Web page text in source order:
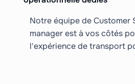
Notre équipe de Customer
manager est à vos côtés
l'expérience de transport